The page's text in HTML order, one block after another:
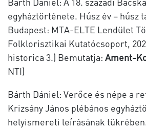
egyháztörténete. Húsz év – húsz
Budapest: MTA-ELTE Lendület
Folklorisztikai Kutatócsoport,
historica 3.) Bemutatja: Ament-
NTI)
Bárth Dániel: Verőce és népe a
Krizsány János plébános
helyismereti leírásának